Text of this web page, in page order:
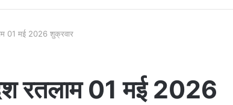
01 मई 2026 शुक्रवार
रतलाम 01 मई 2026